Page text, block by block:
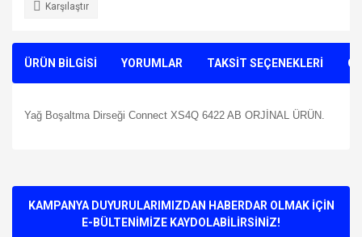
Karşılaştır
ÜRÜN BİLGİSİ YORUMLAR TAKSİT SEÇENEKLERİ
Yağ Boşaltma Dirseği Connect XS4Q 6422 AB ORJİNAL ÜRÜN.
Yorum Yaz
kullanarak tarafımıza iletebilirsiniz.
Görüş ve önerileriniz için teşekkür ederiz.
KAMPANYA DUYURULARIMIZDAN HABERDAR OLMAK İÇİN
E-BÜLTENİMİZE KAYDOLABİLİRSİNİZ!